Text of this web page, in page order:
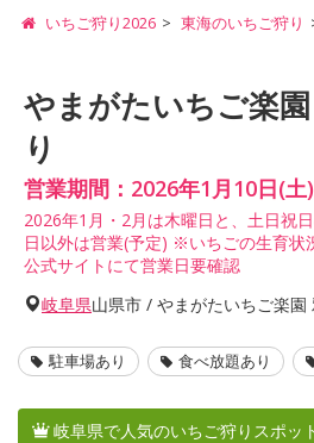
いちご狩り2026 東海のいちご狩り
やまがたいちご楽
り
営業期間：2026年1月10日(
2026年1月・2月は木曜日と、土日祝
日以外は営業(予定) ※いちごの生育状
公式サイトにて営業日要確認
岐阜県山県市 / やまがたいちご楽園
駐車場あり 食べ放題あり
岐阜県で人気のいちご狩りスポッ